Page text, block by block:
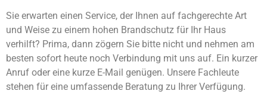
Sie erwarten einen Service, der Ihnen auf fachgerechte Art
und Weise zu einem hohen Brandschutz für Ihr Haus
verhilft? Prima, dann zögern Sie bitte nicht und nehmen am
besten sofort heute noch Verbindung mit uns auf. Ein kurzer
Anruf oder eine kurze E-Mail genügen. Unsere Fachleute
stehen für eine umfassende Beratung zu Ihrer Verfügung.